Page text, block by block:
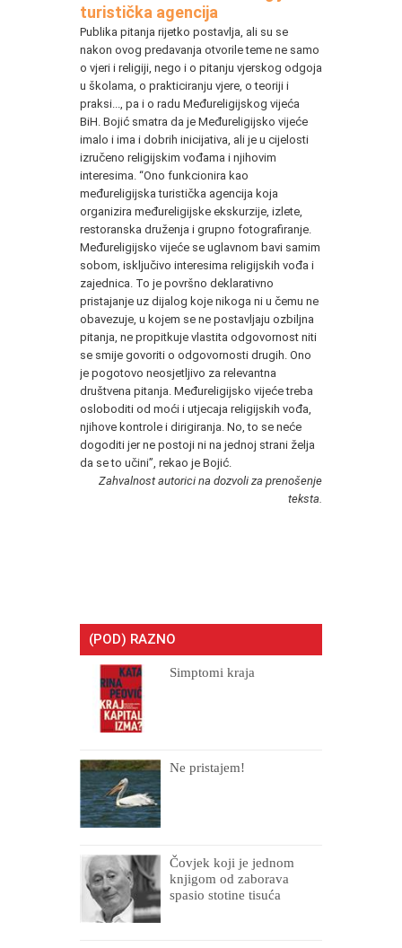
turistička agencija
Publika pitanja rijetko postavlja, ali su se
nakon ovog predavanja otvorile teme ne samo
o vjeri i religiji, nego i o pitanju vjerskog odgoja
u školama, o prakticiranju vjere, o teoriji i
praksi..., pa i o radu Međureligijskog vijeća
BiH. Bojić smatra da je Međureligijsko vijeće
imalo i ima i dobrih inicijativa, ali je u cijelosti
izručeno religijskim vođama i njihovim
interesima. “Ono funkcionira kao
međureligijska turistička agencija koja
organizira međureligijske ekskurzije, izlete,
restoranska druženja i grupno fotografiranje.
Međureligijsko vijeće se uglavnom bavi samim
sobom, isključivo interesima religijskih vođa i
zajednica. To je površno deklarativno
pristajanje uz dijalog koje nikoga ni u čemu ne
obavezuje, u kojem se ne postavljaju ozbiljna
pitanja, ne propitkuje vlastita odgovornost niti
se smije govoriti o odgovornosti drugih. Ono
je pogotovo neosjetljivo za relevantna
društvena pitanja. Međureligijsko vijeće treba
osloboditi od moći i utjecaja religijskih vođa,
njihove kontrole i dirigiranja. No, to se neće
dogoditi jer ne postoji ni na jednoj strani želja
da se to učini”, rekao je Bojić.
Zahvalnost autorici na dozvoli za prenošenje
teksta.
(POD) RAZNO
Simptomi kraja
Ne pristajem!
Čovjek koji je jednom
knjigom od zaborava
spasio stotine tisuća